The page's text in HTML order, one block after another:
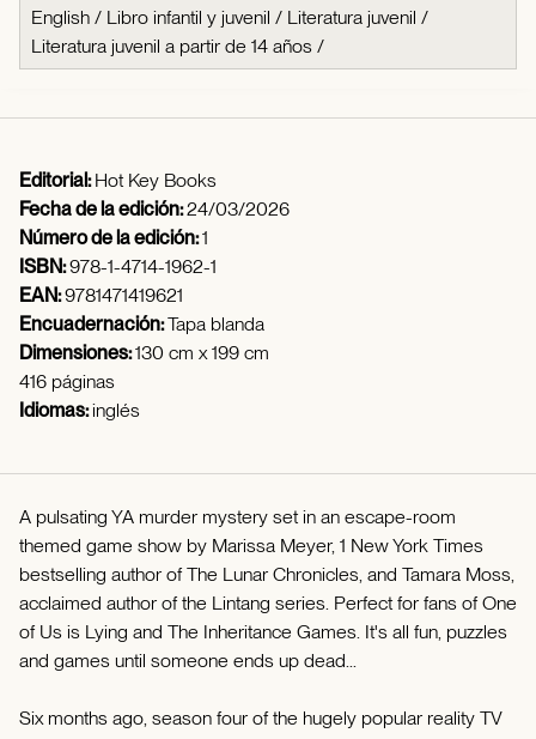
English / Libro infantil y juvenil / Literatura juvenil /
Literatura juvenil a partir de 14 años /
Editorial:Hot Key Books
Fecha de la edición:24/03/2026
Número de la edición:1
ISBN:978-1-4714-1962-1
EAN:9781471419621
Encuadernación:Tapa blanda
Dimensiones:130 cm x 199 cm
416 páginas
Idiomas:inglés
A pulsating YA murder mystery set in an escape-room
themed game show by Marissa Meyer, 1 New York Times
bestselling author of The Lunar Chronicles, and Tamara Moss,
acclaimed author of the Lintang series. Perfect for fans of One
of Us is Lying and The Inheritance Games. It's all fun, puzzles
and games until someone ends up dead...
Six months ago, season four of the hugely popular reality TV